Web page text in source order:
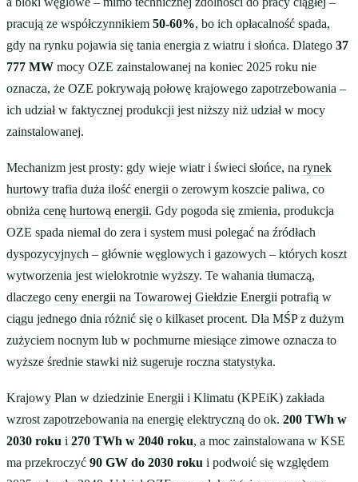
pracują ze współczynnikiem 50-60%, bo ich opłacalność spada,
gdy na rynku pojawia się tania energia z wiatru i słońca. Dlatego 37
777 MW mocy OZE zainstalowanej na koniec 2025 roku nie
oznacza, że OZE pokrywają połowę krajowego zapotrzebowania –
ich udział w faktycznej produkcji jest niższy niż udział w mocy
zainstalowanej.
Mechanizm jest prosty: gdy wieje wiatr i świeci słońce, na rynek
hurtowy trafia duża ilość energii o zerowym koszcie paliwa, co
obniża cenę hurtową energii. Gdy pogoda się zmienia, produkcja
OZE spada niemal do zera i system musi polegać na źródłach
dyspozycyjnych – głównie węglowych i gazowych – których koszt
wytworzenia jest wielokrotnie wyższy. Te wahania tłumaczą,
dlaczego ceny energii na Towarowej Giełdzie Energii potrafią w
ciągu jednego dnia różnić się o kilkaset procent. Dla MŚP z dużym
zużyciem nocnym lub w pochmurne miesiące zimowe oznacza to
wyższe średnie stawki niż sugeruje roczna statystyka.
Krajowy Plan w dziedzinie Energii i Klimatu (KPEiK) zakłada
wzrost zapotrzebowania na energię elektryczną do ok. 200 TWh w
2030 roku i 270 TWh w 2040 roku, a moc zainstalowana w KSE
ma przekroczyć 90 GW do 2030 roku i podwoić się względem